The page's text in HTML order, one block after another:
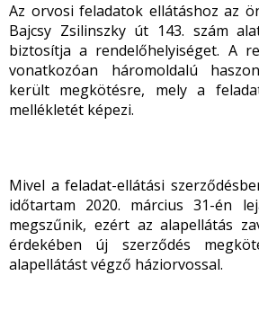
Az orvosi feladatok ellátáshoz az
Bajcsy Zsilinszky út 143. szám
biztosítja a rendelőhelyiséget. A
vonatkozóan háromoldalú
került megkötésre, mely a
mellékletét képezi.
Mivel a feladat-ellátási
időtartam 2020. március 31-én
megszűnik, ezért az alapellátás
érdekében új szerződés
alapellátást végző háziorvossal.